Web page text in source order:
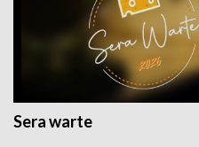
Sera warte